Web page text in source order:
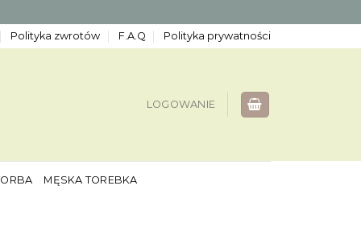
Polityka zwrotów F.A.Q Polityka prywatności
LOGOWANIE
MĘSKA TOREBKA